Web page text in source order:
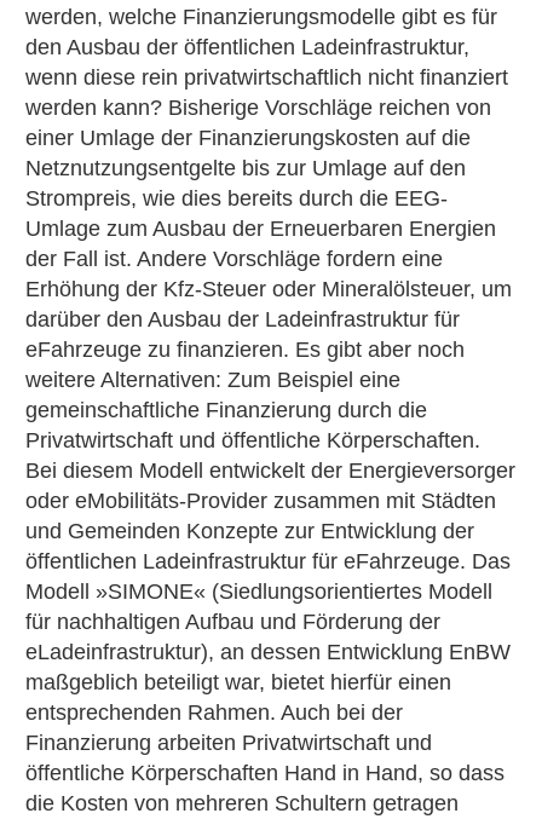
werden, welche Finanzierungsmodelle gibt es für
den Ausbau der öffentlichen Ladeinfrastruktur,
wenn diese rein privatwirtschaftlich nicht finanziert
werden kann? Bisherige Vorschläge reichen von
einer Umlage der Finanzierungskosten auf die
Netznutzungsentgelte bis zur Umlage auf den
Strompreis, wie dies bereits durch die EEG-
Umlage zum Ausbau der Erneuerbaren Energien
der Fall ist. Andere Vorschläge fordern eine
Erhöhung der Kfz-Steuer oder Mineralölsteuer, um
darüber den Ausbau der Ladeinfrastruktur für
eFahrzeuge zu finanzieren. Es gibt aber noch
weitere Alternativen: Zum Beispiel eine
gemeinschaftliche Finanzierung durch die
Privatwirtschaft und öffentliche Körperschaften.
Bei diesem Modell entwickelt der Energieversorger
oder eMobilitäts-Provider zusammen mit Städten
und Gemeinden Konzepte zur Entwicklung der
öffentlichen Ladeinfrastruktur für eFahrzeuge. Das
Modell »SIMONE« (Siedlungsorientiertes Modell
für nachhaltigen Aufbau und Förderung der
eLadeinfrastruktur), an dessen Entwicklung EnBW
maßgeblich beteiligt war, bietet hierfür einen
entsprechenden Rahmen. Auch bei der
Finanzierung arbeiten Privatwirtschaft und
öffentliche Körperschaften Hand in Hand, so dass
die Kosten von mehreren Schultern getragen